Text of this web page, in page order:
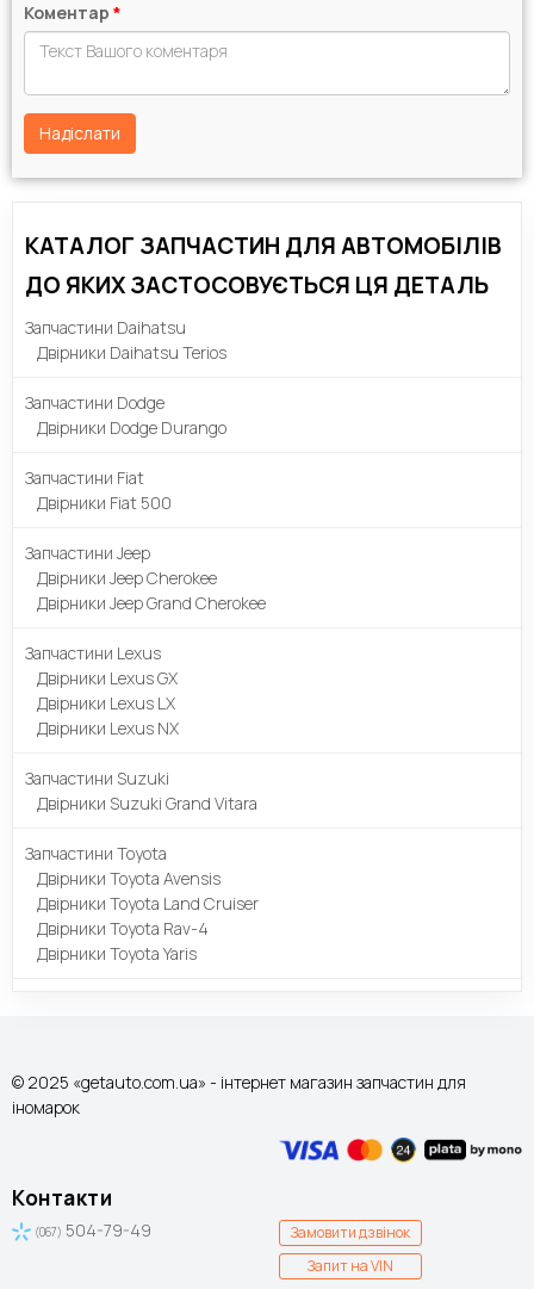
Коментар *
Надіслати
КАТАЛОГ ЗАПЧАСТИН ДЛЯ АВТОМОБІЛІВ
ДО ЯКИХ ЗАСТОСОВУЄТЬСЯ ЦЯ ДЕТАЛЬ
Запчастини Daihatsu
Двірники Daihatsu Terios
Запчастини Dodge
Двірники Dodge Durango
Запчастини Fiat
Двірники Fiat 500
Запчастини Jeep
Двірники Jeep Cherokee
Двірники Jeep Grand Cherokee
Запчастини Lexus
Двірники Lexus GX
Двірники Lexus LX
Двірники Lexus NX
Запчастини Suzuki
Двірники Suzuki Grand Vitara
Запчастини Toyota
Двірники Toyota Avensis
Двірники Toyota Land Cruiser
Двірники Toyota Rav-4
Двірники Toyota Yaris
© 2025 «getauto.com.ua» - інтернет магазин запчастин для
іномарок
Контакти
(067) 504-79-49
Замовити дзвінок
Запит на VIN